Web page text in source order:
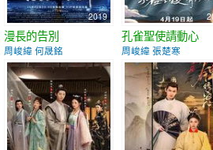
2019
漫長的告別
周峻緯 何晟銘
孔雀聖使請動心
周峻緯 張楚寒